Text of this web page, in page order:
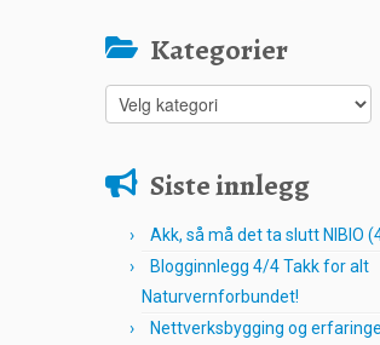
Kategorier
Kategorier
Siste innlegg
Akk, så må det ta slutt NIBIO
Blogginnlegg 4/4 Takk for alt
Naturvernforbundet!
Nettverksbygging og